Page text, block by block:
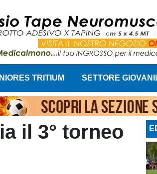
TRITIUM SETTORE
il 3° torneo